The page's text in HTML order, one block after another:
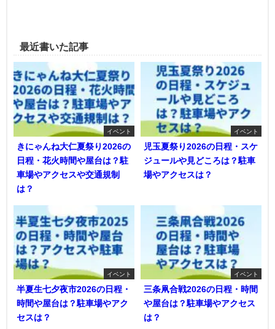
最近書いた記事
イベント
きにゃんね大仁夏祭り2026の
日程・花火時間や屋台は？駐
車場やアクセスや交通規制
は？
イベント
児玉夏祭り2026の日程・スケ
ジュールや見どころは？駐車
場やアクセスは？
イベント
半夏生七夕夜市2026の日程・
時間や屋台は？駐車場やアク
セスは？
イベント
三条凧合戦2026の日程・時間
や屋台は？駐車場やアクセス
は？